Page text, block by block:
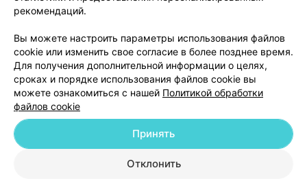
Обработка персональных данных
© 2026 ООО «Артокс Лаб», УНП 191700409
| 220012, Республика Беларусь,
рекомендаций.
Вы можете настроить параметры использования файлов
cookie или изменить свое согласие в более позднее время.
Для получения дополнительной информации о целях,
сроках и порядке использования файлов cookie вы
можете ознакомиться с нашей Политикой обработки
файлов cookie
Отклонить
Принять